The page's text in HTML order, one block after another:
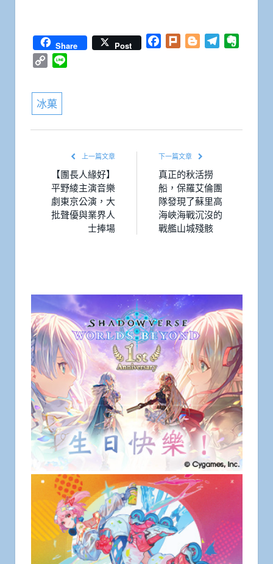
Share Post Facebook
Plurk BloggerTelegram
Copy
冰菓
上一篇文章
【團長人緣好】
平野綾主演音樂
劇東京公演，大
批聲優與業界人
士捧場
下一篇文章
真正的秋活撈
船，保羅艾倫團
隊發現了蘇里高
海峽海戰沉沒的
戰艦山城殘骸